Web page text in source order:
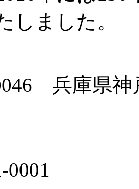
しました。
兵庫県神
0001